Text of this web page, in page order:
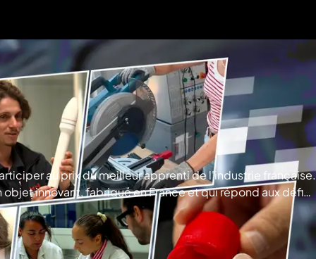
au prix du meilleur apprenti de l'industrie française.
innovant, fabriqué en France et qui répond aux défis
de FIMM, spécialiste des solutions de manutention